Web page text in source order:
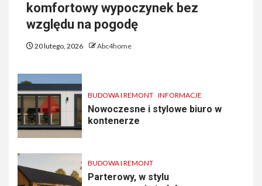
komfortowy wypoczynek bez
względu na pogodę
20 lutego, 2026 Abc4home
BUDOWA I REMONT INFORMACJE
Nowoczesne i stylowe biuro w
kontenerze
BUDOWA I REMONT
Parterowy, w stylu